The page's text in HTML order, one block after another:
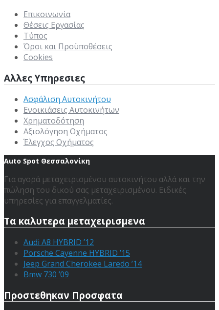
Επικοινωνία
Θέσεις Εργασίας
Τύπος
Όροι και Προϋποθέσεις
Cookies
Αλλες Υπηρεσιες
Ασφάλιση Αυτοκινήτου
Ενοικιάσεις Αυτοκινήτων
Χρηματοδότηση
Αξιολόγηση Οχήματος
Έλεγχος Οχήματος
Auto Spot Θεσσαλονίκη
Για αγορά μεταχειρισμένου αυτοκινήτου αλλά και την
πώληση του δικού σας μεταχειρισμένου. Ειδικές
υπηρεσίες για επαγγελματίες.
Τα καλυτερα μεταχειρισμενα
Audi A8 HYBRID ’12
Porsche Cayenne HYBRID ’15
Jeep Grand Cherokee Laredo ’14
Bmw 730 ’09
Προστεθηκαν Προσφατα